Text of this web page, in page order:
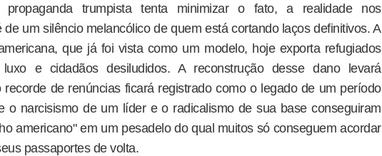
propaganda trumpista tenta minimizar o fato, a realidade nos
de um silêncio melancólico de quem está cortando laços definitivos. A
que já foi vista como um modelo, hoje exporta refugiados
e cidadãos desiludidos. A reconstrução desse dano levará
recorde de renúncias ficará registrado como o legado de um período
o narcisismo de um líder e o radicalismo de sua base conseguiram
americano" em um pesadelo do qual muitos só conseguem acordar
passaportes de volta.